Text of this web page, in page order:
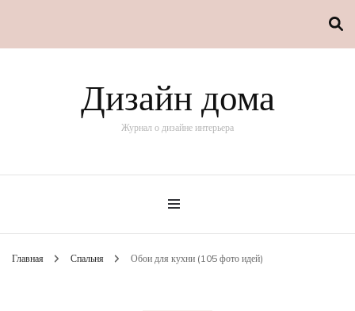
Дизайн дома
Журнал о дизайне интерьера
Главная Спальня Обои для кухни (105 фото идей)